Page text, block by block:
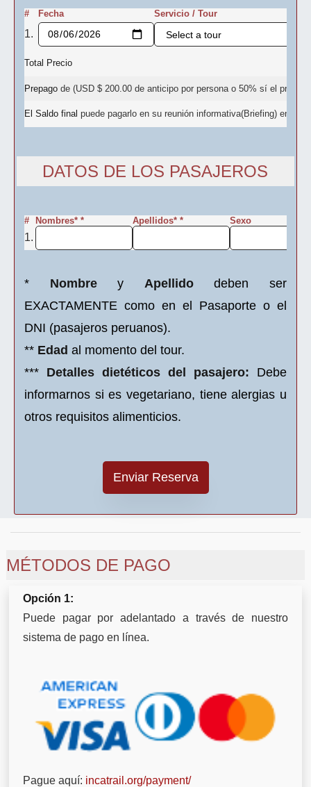
# Fecha Servicio / Tour
1.
Total Precio
Prepago de (USD $ 200.00 de anticipo por persona o 50% sí el precio
El Saldo final puede pagarlo en su reunión informativa(Briefing) en
DATOS DE LOS PASAJEROS
# Nombres* * Apellidos* * Sexo
1.
* Nombrey Apellidodeben ser
EXACTAMENTE como en el Pasaporte o el
DNI (pasajeros peruanos).
** Edad al momento del tour.
*** Detalles dietéticos del pasajero: Debe
informarnos si es vegetariano, tiene alergias u
otros requisitos alimenticios.
MÉTODOS DE PAGO
Opción 1:
Puede pagar por adelantado a través de nuestro
sistema de pago en línea.
Pague aquí: incatrail.org/payment/